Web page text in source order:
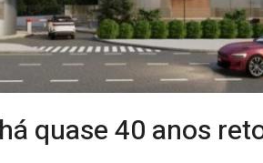
quase 40 anos